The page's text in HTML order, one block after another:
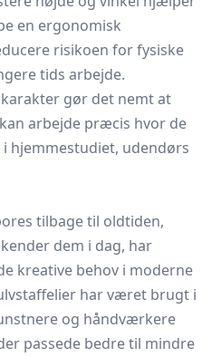
en ergonomisk
risikoen for fysiske
tids arbejde.
gør det nemt at
arbejde præcis hvor de
hjemmestudiet, udendørs
tilbage til oldtiden,
dem i dag, har
kreative behov i moderne
har været brugt i
og håndværkere
passede bedre til mindre